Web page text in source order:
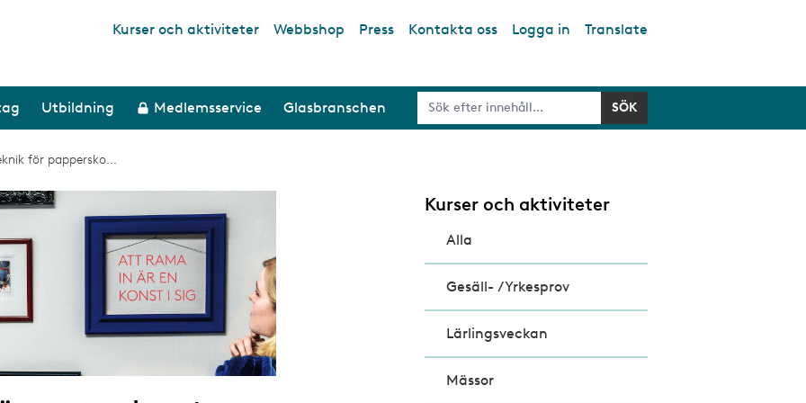
Top links
Kurser och aktiviteter Webbshop Press Kontakta oss Logga in Translate
Utbildning Medlemsservice Glasbranschen
för pappersko...
Kurser och aktiviteter
Alla
Gesäll- /Yrkesprov
Lärlingsveckan
Mässor